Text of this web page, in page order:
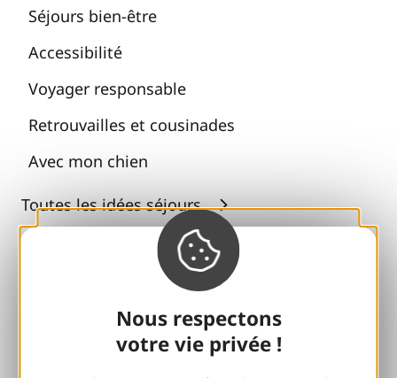
Nous respectons
votre vie privée !
Séjours bien-être
Accessibilité
Voyager responsable
Retrouvailles et cousinades
Avec mon chien
Toutes les idées séjours
Séjours sportifs
Club 100 % Gaillard